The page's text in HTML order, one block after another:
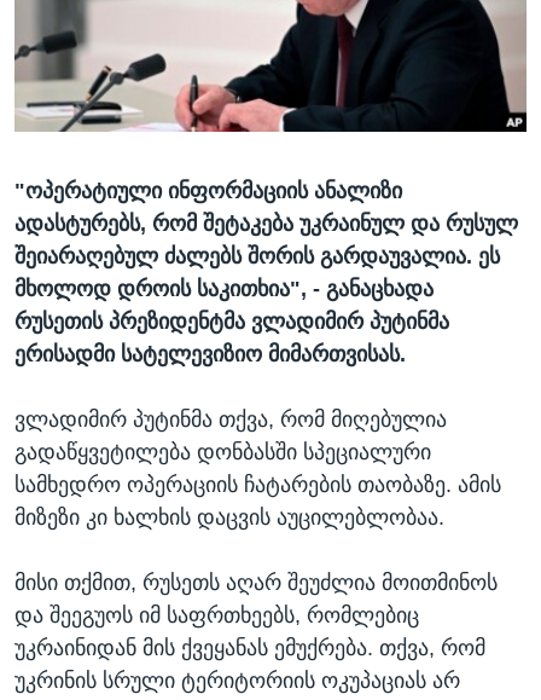
ᲯᲐᲜᲛᲠᲗᲔᲚᲝᲑᲐ
ᲛᲔᲪᲜᲘᲔᲠᲔᲑᲐ
ᲙᲣᲚᲢᲣᲠᲐ
ᲒᲐᲚᲘᲚᲔᲝ
ᲓᲔᲖᲘᲜᲤᲝᲠᲛᲐᲪᲘᲐ
Learning English
ᲗᲕᲐᲚᲘ ᲒᲕᲐᲓᲔᲕᲜᲔᲗ
ენები
"ოპერატიული ინფორმაციის ანალიზი
ადასტურებს, რომ შეტაკება უკრაინულ და რუსულ
შეიარაღებულ ძალებს შორის გარდაუვალია. ეს
მხოლოდ დროის საკითხია", - განაცხადა
რუსეთის პრეზიდენტმა ვლადიმირ პუტინმა
ერისადმი სატელევიზიო მიმართვისას.
ვლადიმირ პუტინმა თქვა, რომ მიღებულია
გადაწყვეტილება დონბასში სპეციალური
სამხედრო ოპერაციის ჩატარების თაობაზე. ამის
მიზეზი კი ხალხის დაცვის აუცილებლობაა.
მისი თქმით, რუსეთს აღარ შეუძლია მოითმინოს
და შეეგუოს იმ საფრთხეებს, რომლებიც
უკრაინიდან მის ქვეყანას ემუქრება. თქვა, რომ
უკრინის სრული ტერიტორიის ოკუპაციას არ